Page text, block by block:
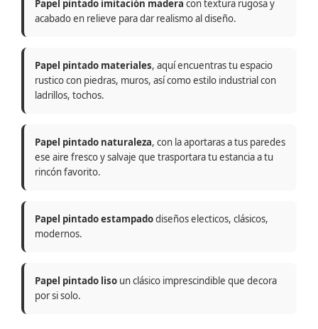
Papel pintado imitación madera con textura rugosa y
acabado en relieve para dar realismo al diseño.
Papel pintado materiales, aquí encuentras tu espacio
rustico con piedras, muros, así como estilo industrial con
ladrillos, tochos.
Papel pintado naturaleza, con la aportaras a tus paredes
ese aire fresco y salvaje que trasportara tu estancia a tu
rincón favorito.
Papel pintado estampadodiseños electicos, clásicos,
modernos.
Papel pintado liso un clásico imprescindible que decora
por si solo.